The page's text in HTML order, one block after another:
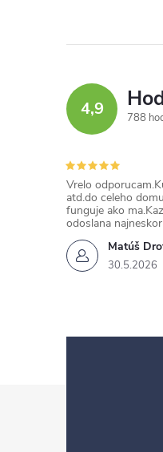
4,9 788
Matúš
30.5.2026
Vrelo
atd.do celeho
funguje ako
odoslana